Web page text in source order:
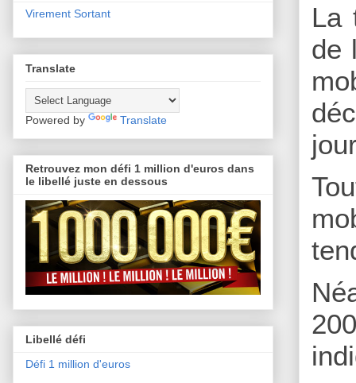
La
de
Virement Sortant
Translate
Powered by Translate
Retrouvez mon défi 1 million d'euros dans
le libellé juste en dessous
Libellé défi
Défi 1 million d'euros